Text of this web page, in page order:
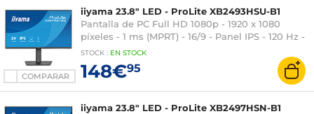
COMPARAR
iiyama 23.8" LED - ProLite XB2493HSU-B1
Pantalla de PC Full HD 1080p - 1920 x 1080
píxeles - 1 ms (MPRT) - 16/9 - Panel IPS - 120 Hz -
Adaptive-Sync - HDMI/DisplayPort - Pivote -
Concentrador USB - Negro
STOCK : EN STOCK
148€95
iiyama 23.8" LED - ProLite XB2497HSN-B1